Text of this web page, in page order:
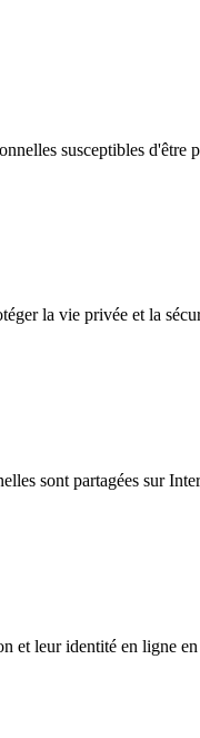
susceptibles d'être
la vie privée et la
sont partagées sur
leur identité en ligne